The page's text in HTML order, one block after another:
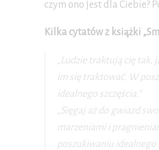
czym ono jest dla Ciebie?
Kilka cytatów z książki
„Ludzie traktują cię tak,
im się traktować. W
idealnego szczęścia. ”
„Sięgaj aż do gwiazd
marzeniami i
poszukiwaniu idealnego